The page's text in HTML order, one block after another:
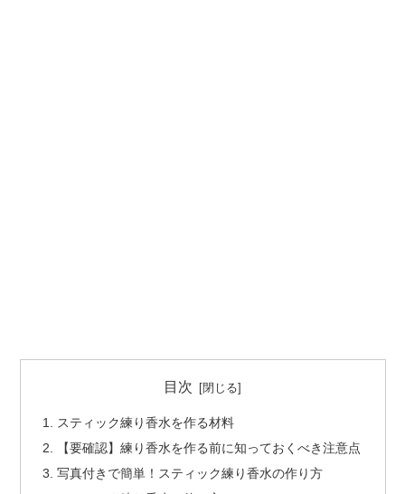
目次
スティック練り香水を作る材料
【要確認】練り香水を作る前に知っておくべき注意点
写真付きで簡単！スティック練り香水の作り方